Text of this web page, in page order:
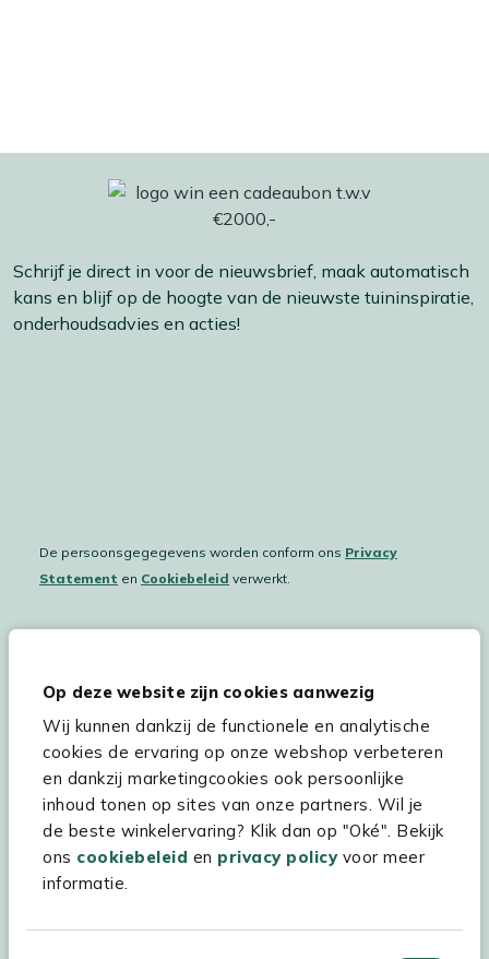
Op deze website zijn cookies aanwezig
Wij kunnen dankzij de functionele en analytische
cookies de ervaring op onze webshop verbeteren
en dankzij marketingcookies ook persoonlijke
inhoud tonen op sites van onze partners. Wil je
de beste winkelervaring? Klik dan op "Oké". Bekijk
ons cookiebeleid en privacy policyvoor meer
informatie.
Schrijf je direct in voor de nieuwsbrief, maak automatisch
kans en blijf op de hoogte van de nieuwste tuininspiratie,
onderhoudsadvies en acties!
De persoonsgegegevens worden conform ons Privacy
Statement en Cookiebeleid verwerkt.
Hulp & service
Assortiment
Kees Smit Tuinmeubelen
Experience Stores XXL